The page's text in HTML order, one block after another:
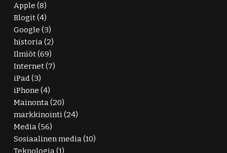
Apple (8)
Blogit(4)
Google (3)
historia(2)
Ilmiöt(69)
Internet(7)
iPad(3)
iPhone (4)
Mainonta(20)
markkinointi(24)
Media(56)
Sosiaalinen media(10)
Teknologia(1)